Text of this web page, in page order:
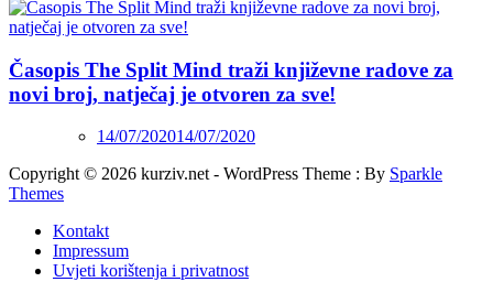
Časopis The Split Mind traži književne radove za
novi broj, natječaj je otvoren za sve!
14/07/202014/07/2020
Copyright © 2026 kurziv.net - WordPress Theme : By Sparkle
Themes
Kontakt
Impressum
Uvjeti korištenja i privatnost